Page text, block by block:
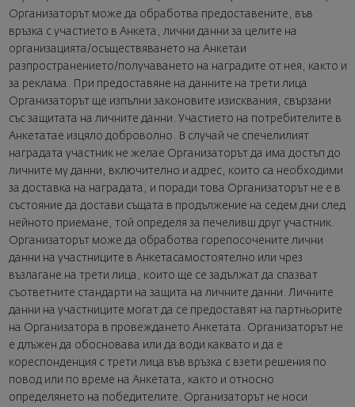
Организаторът може да обработва предоставените, във
връзка с участието в Анкета, лични данни за целите на
организацията/осъществяването на Анкетаи
разпространението/получаването на наградите от нея, както и
за реклама. При предоставяне на данните на трети лица
Организаторът ще изпълни законовите изисквания, свързани
със защитата на личните данни. Участието на потребителите в
Анкетатае изцяло доброволно. В случай че спечелилият
наградата участник не желае Организаторът да има достъп до
личните му данни, включително и адрес, които са необходими
за доставка на наградата, и поради това Организаторът не е в
състояние да достави същата в продължение на седем дни след
нейното приемане, той определя за печеливш друг участник.
Организаторът може да обработва горепосочените лични
данни на участниците в Анкетасамостоятелно или чрез
възлагане на трети лица, които ще се задължат да спазват
съответните стандарти на защита на личните данни. Личните
данни на участниците могат да се предоставят на партньорите
на Организатора в провеждането Анкетата. Организаторът не
е длъжен да обосновава или да води каквато и да е
кореспонденция с трети лица във връзка с взети решения по
повод или по време на Анкетата, както и относно
определянето на победителите. Организаторът не носи